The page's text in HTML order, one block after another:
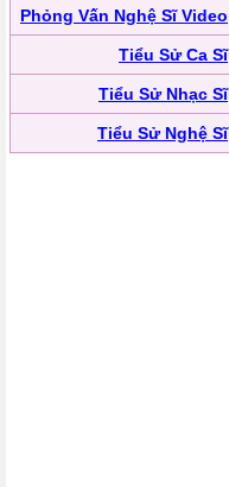
Phỏng Vấn Nghệ Sĩ Video
Tiểu Sử Ca Sĩ
Tiểu Sử Nhạc Sĩ
Tiểu Sử Nghệ Sĩ